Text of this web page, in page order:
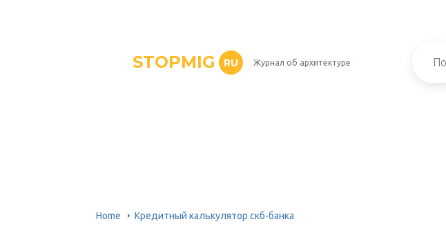
STOPMIG RU Журнал об архитектуре
Home Кредитный калькулятор скб-банка